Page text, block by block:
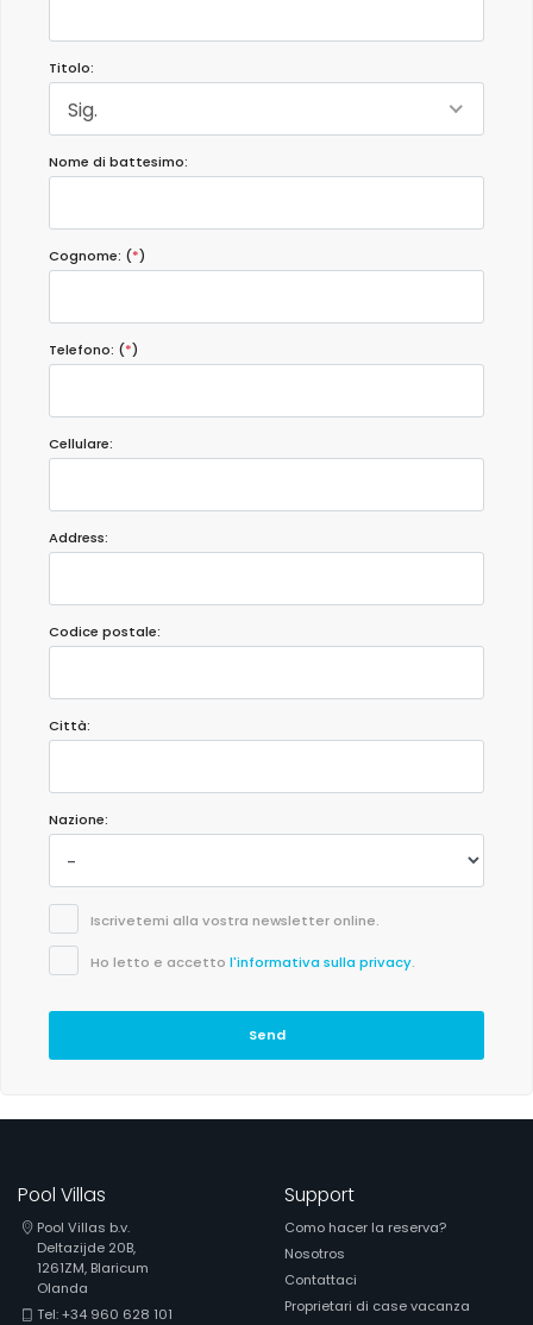
Titolo:
Sig.
Nome di battesimo:
Cognome: (*)
Telefono: (*)
Cellulare:
Address:
Codice postale:
Città:
Nazione:
Iscrivetemi alla vostra newsletter online.
Ho letto e accetto l'informativa sulla privacy.
Send
Pool Villas
Pool Villas b.v.
Deltazijde 20B,
1261ZM, Blaricum
Olanda
Tel: +34 960 628 101
Support
Como hacer la reserva?
Nosotros
Contattaci
Proprietari di case vacanza